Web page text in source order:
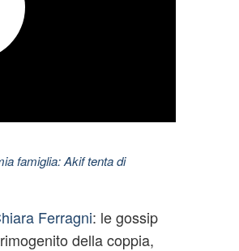
famiglia: Akif tenta di
Ferragni: le gossip
della coppia,